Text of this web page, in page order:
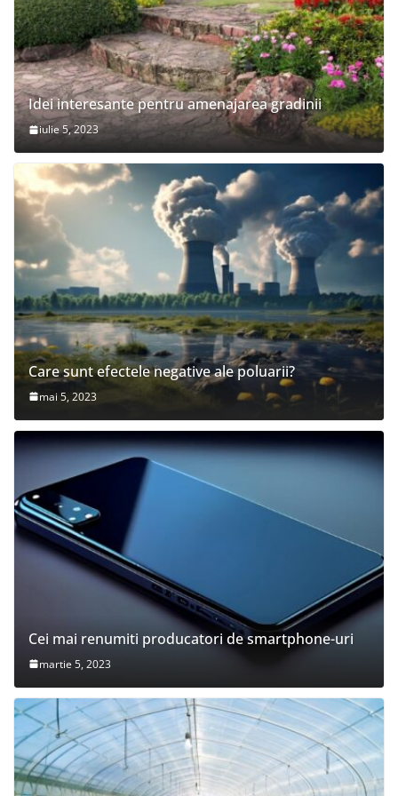
Idei interesante pentru amenajarea gradinii
iulie 5, 2023
Care sunt efectele negative ale poluarii?
mai 5, 2023
Cei mai renumiti producatori de smartphone-uri
martie 5, 2023